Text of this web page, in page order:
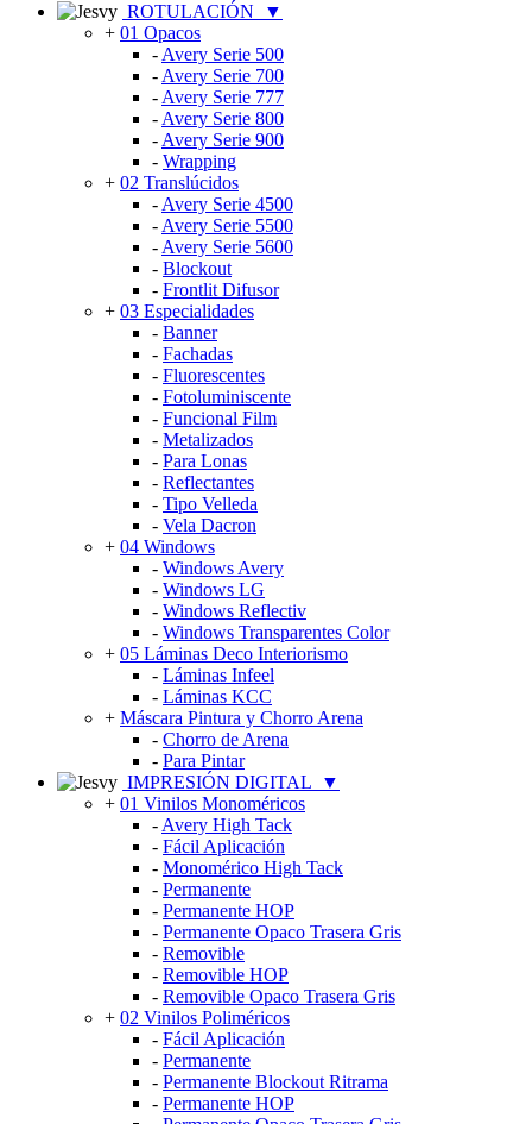
ROTULACIÓN
▼
+ 01 Opacos
- Avery Serie 500
- Avery Serie 700
- Avery Serie 777
- Avery Serie 800
- Avery Serie 900
- Wrapping
+ 02 Translúcidos
- Avery Serie 4500
- Avery Serie 5500
- Avery Serie 5600
- Blockout
- Frontlit Difusor
+ 03 Especialidades
- Banner
- Fachadas
- Fluorescentes
- Fotoluminiscente
- Funcional Film
- Metalizados
- Para Lonas
- Reflectantes
- Tipo Velleda
- Vela Dacron
+ 04 Windows
- Windows Avery
- Windows LG
- Windows Reflectiv
- Windows Transparentes Color
+ 05 Láminas Deco Interiorismo
- Láminas Infeel
- Láminas KCC
+ Máscara Pintura y Chorro Arena
- Chorro de Arena
- Para Pintar
IMPRESIÓN DIGITAL
▼
+ 01 Vinilos Monoméricos
- Avery High Tack
- Fácil Aplicación
- Monomérico High Tack
- Permanente
- Permanente HOP
- Permanente Opaco Trasera Gris
- Removible
- Removible HOP
- Removible Opaco Trasera Gris
+ 02 Vinilos Poliméricos
- Fácil Aplicación
- Permanente
- Permanente Blockout Ritrama
- Permanente HOP